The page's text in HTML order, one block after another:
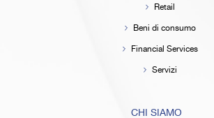
Retail
Beni di consumo
Financial Services
Servizi
CHI SIAMO